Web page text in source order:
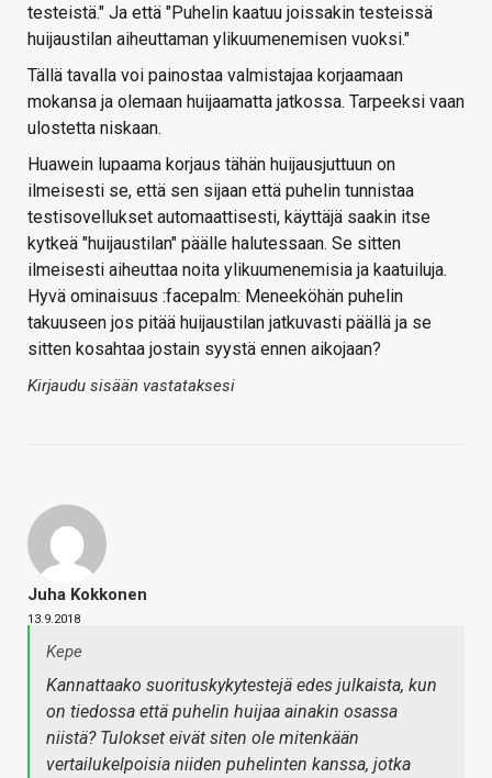
testeistä." Ja että "Puhelin kaatuu joissakin testeissä
huijaustilan aiheuttaman ylikuumenemisen vuoksi."
Tällä tavalla voi painostaa valmistajaa korjaamaan
mokansa ja olemaan huijaamatta jatkossa. Tarpeeksi vaan
ulostetta niskaan.
Huawein lupaama korjaus tähän huijausjuttuun on
ilmeisesti se, että sen sijaan että puhelin tunnistaa
testisovellukset automaattisesti, käyttäjä saakin itse
kytkeä "huijaustilan" päälle halutessaan. Se sitten
ilmeisesti aiheuttaa noita ylikuumenemisia ja kaatuiluja.
Hyvä ominaisuus :facepalm: Meneeköhän puhelin
takuuseen jos pitää huijaustilan jatkuvasti päällä ja se
sitten kosahtaa jostain syystä ennen aikojaan?
Kirjaudu sisään vastataksesi
Juha Kokkonen
13.9.2018
Kepe
Kannattaako suorituskykytestejä edes julkaista, kun
on tiedossa että puhelin huijaa ainakin osassa
niistä? Tulokset eivät siten ole mitenkään
vertailukelpoisia niiden puhelinten kanssa, jotka